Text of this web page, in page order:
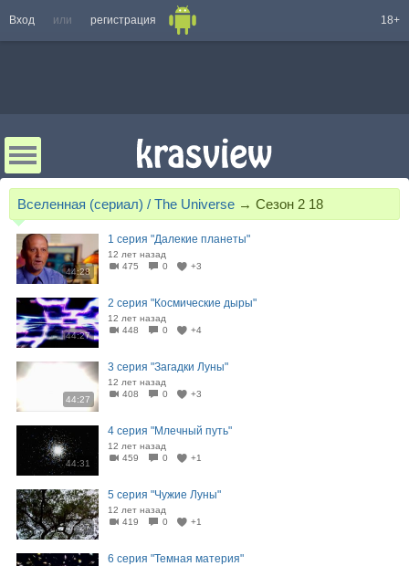
Вход или регистрация 18+
Вселенная (сериал) / The Universe → Сезон 2 18
44:28
1 серия "Далекие планеты"
12 лет назад
475
0 +3
44:27
2 серия "Космические дыры"
12 лет назад
448
0 +4
44:27
3 серия "Загадки Луны"
12 лет назад
408
0 +3
44:31
4 серия "Млечный путь"
12 лет назад
459
0 +1
44:27
5 серия "Чужие Луны"
12 лет назад
419
0 +1
6 серия "Темная материя"